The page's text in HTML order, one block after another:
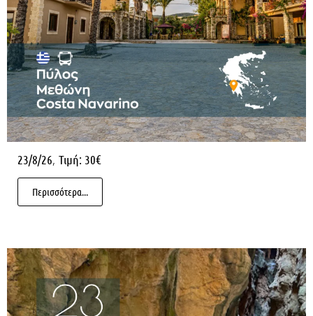
23/8/26, Τιμή: 30€
Περισσότερα...